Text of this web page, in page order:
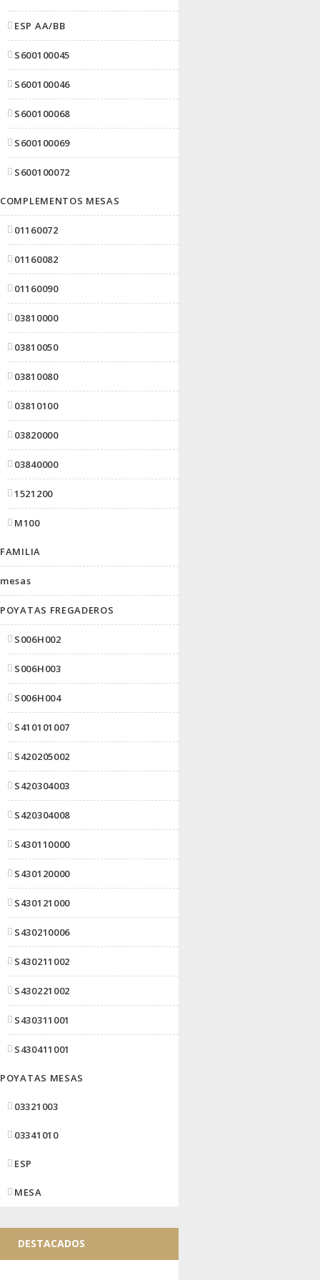
ESP AA/BB
S600100045
S600100046
S600100068
S600100069
S600100072
COMPLEMENTOS MESAS
01160072
01160082
01160090
03810000
03810050
03810080
03810100
03820000
03840000
1521200
M100
FAMILIA
mesas
POYATAS FREGADEROS
S006H002
S006H003
S006H004
S410101007
S420205002
S420304003
S420304008
S430110000
S430120000
S430121000
S430210006
S430211002
S430221002
S430311001
S430411001
POYATAS MESAS
03321003
03341010
ESP
MESA
DESTACADOS